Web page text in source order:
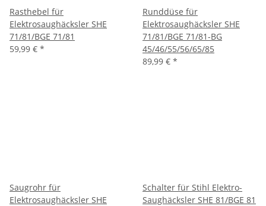
Rasthebel für
Elektrosaughäcksler SHE
71/81/BGE 71/81
59,99 € *
Runddüse für
Elektrosaughäcksler SHE
71/81/BGE 71/81-BG
45/46/55/56/65/85
89,99 € *
Saugrohr für
Elektrosaughäcksler SHE
Schalter für Stihl Elektro-
Saughäcksler SHE 81/BGE 81